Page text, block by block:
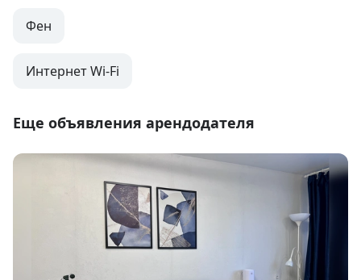
Фен
Интернет Wi-Fi
Еще объявления арендодателя